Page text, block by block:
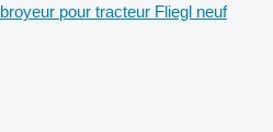
broyeur pour tracteur Fliegl neuf